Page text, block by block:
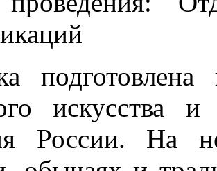
искусства и
России. На